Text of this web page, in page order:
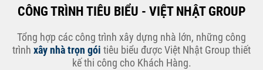
CÔNG TRÌNH TIÊU BIỂU - VIỆT NHẬT GROUP
Tổng hợp các công trình xây dựng nhà lớn, những công
trình xây nhà trọn gói tiêu biểu được Việt Nhật Group thiết
kế thi công cho Khách Hàng.